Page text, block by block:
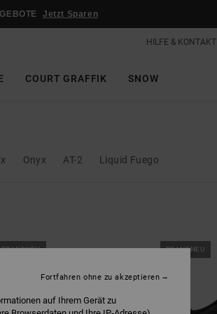
Jetzt Sparen
HILFE & KONTAKT
COURT GRAFFIK SNOW
Onyx AT-2 Liquid Fuego
BRANDNEU BRANDNEU
auf Ihrem Gerät zu
Fortfahren ohne zu akzeptieren